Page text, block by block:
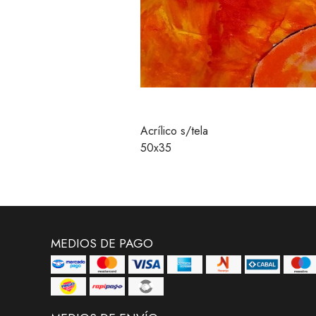
Acrílico s/tela
50x35
MEDIOS DE PAGO